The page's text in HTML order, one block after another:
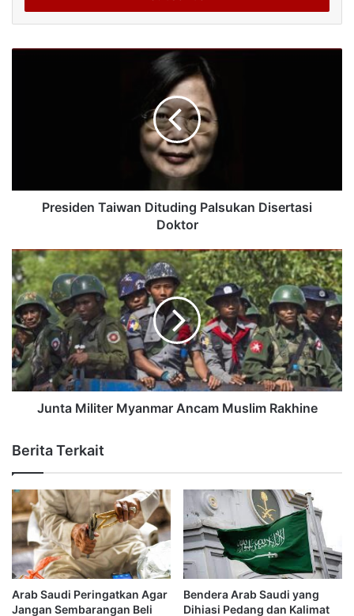
Presiden Taiwan Dituding Palsukan Disertasi
Doktor
Junta Militer Myanmar Ancam Muslim Rakhine
Berita Terkait
Arab Saudi Peringatkan Agar
Jangan Sembarangan Beli
Bendera Arab Saudi yang
Dihiasi Pedang dan Kalimat